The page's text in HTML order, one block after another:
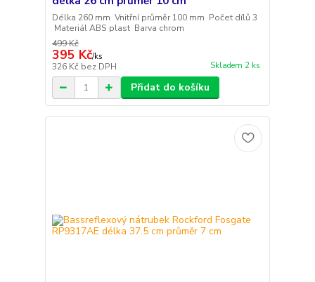
Délka 260 mm Vnitřní průměr 100 mm Počet dílů 3
Materiál ABS plast Barva chrom
499 Kč
395 Kč/ks
326 Kč bez DPH Skladem 2 ks
Přidat do košíku